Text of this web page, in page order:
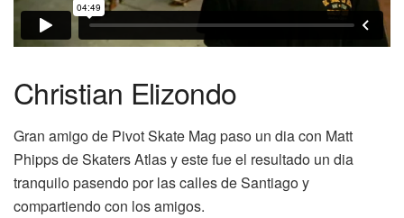
Christian Elizondo
Gran amigo de Pivot Skate Mag paso un dia con Matt
Phipps de Skaters Atlas y este fue el resultado un dia
tranquilo pasendo por las calles de Santiago y
compartiendo con los amigos.